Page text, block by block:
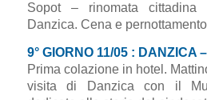
Sopot – rinomata cittadina
Danzica. Cena e
9° GIORNO 11/05 : DANZICA
Prima colazione in hotel.
visita di Danzica con il